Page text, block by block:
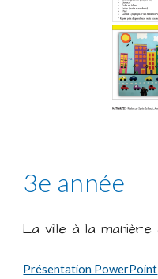
3e année
La ville à la manière
Présentation PowerPoint